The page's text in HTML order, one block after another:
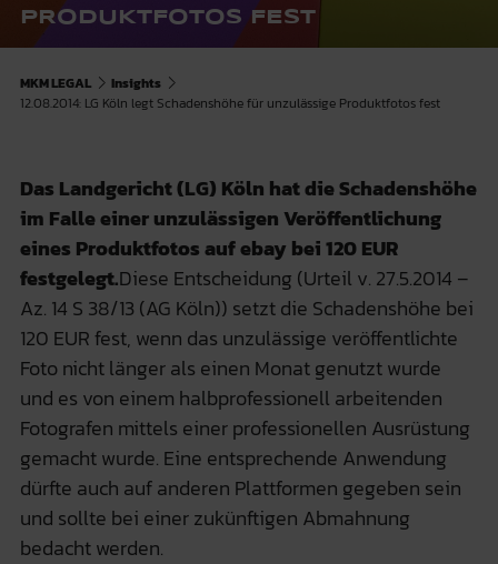
PRODUKTFOTOS FEST
MKM LEGAL
Insights
12.08.2014: LG Köln legt Schadenshöhe für unzulässige Produktfotos fest
Das Landgericht (LG) Köln hat die Schadenshöhe
im Falle einer unzulässigen Veröffentlichung
eines Produktfotos auf ebay bei 120 EUR
festgelegt.Diese Entscheidung (Urteil v. 27.5.2014 –
Az. 14 S 38/13 (AG Köln)) setzt die Schadenshöhe bei
120 EUR fest, wenn das unzulässige veröffentlichte
Foto nicht länger als einen Monat genutzt wurde
und es von einem halbprofessionell arbeitenden
Fotografen mittels einer professionellen Ausrüstung
gemacht wurde. Eine entsprechende Anwendung
dürfte auch auf anderen Plattformen gegeben sein
und sollte bei einer zukünftigen Abmahnung
bedacht werden.